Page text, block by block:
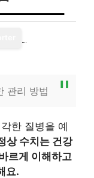
관리 방법
한 질병을 예
상 수치는 건강
르게 이해하고
요.